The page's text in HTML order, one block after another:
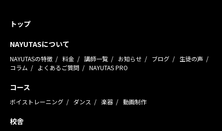
トップ
NAYUTASについて
NAYUTASの特徴 料金 講師一覧 お知らせ ブログ
生徒の声
コラム
よくあるご質問 NAYUTAS PRO
コース
ボイストレーニング ダンス 楽器 動画制作
校舎